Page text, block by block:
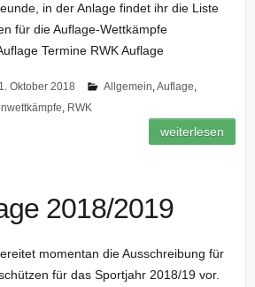
in der Anlage findet ihr die Liste
für die Auflage-Wettkämpfe
Termine RWK Auflage
1. Oktober 2018 Allgemein,Auflage,
, RWK
weiterlesen
2018/2019
momentan die Ausschreibung für
für das Sportjahr 2018/19 vor.